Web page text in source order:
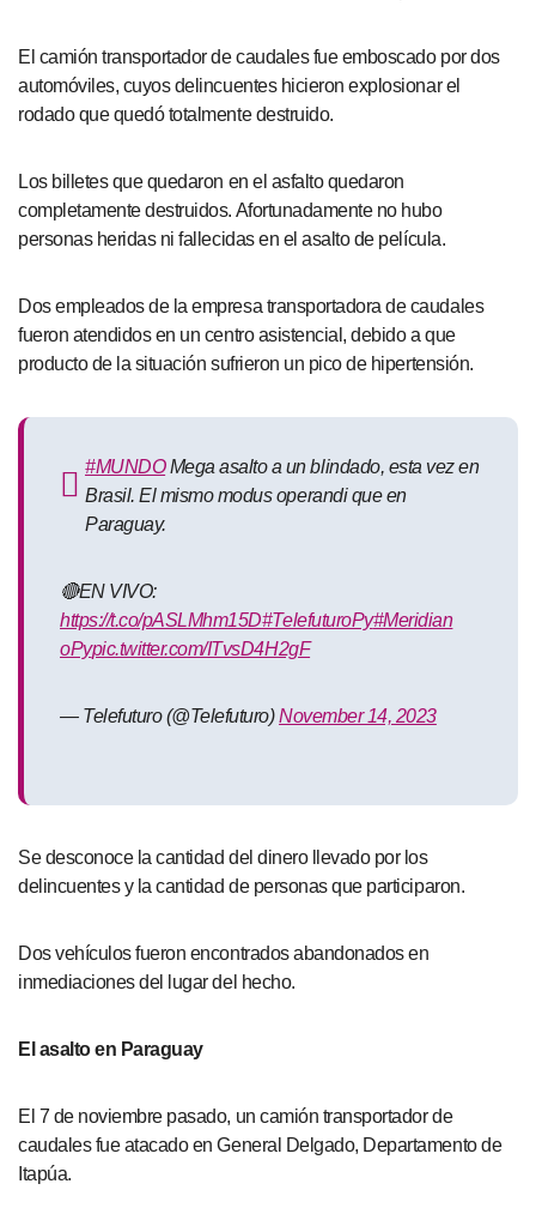
El camión transportador de caudales fue emboscado por dos
automóviles, cuyos delincuentes hicieron explosionar el
rodado que quedó totalmente destruido.
Los billetes que quedaron en el asfalto quedaron
completamente destruidos. Afortunadamente no hubo
personas heridas ni fallecidas en el asalto de película.
Dos empleados de la empresa transportadora de caudales
fueron atendidos en un centro asistencial, debido a que
producto de la situación sufrieron un pico de hipertensión.
#MUNDOMega asalto a un blindado, esta vez en
Brasil. El mismo modus operandi que en
Paraguay.
🔴EN VIVO:
https://t.co/pASLMhm15D#TelefuturoPy#Meridian
oPypic.twitter.com/ITvsD4H2gF
— Telefuturo (@Telefuturo)November 14, 2023
Se desconoce la cantidad del dinero llevado por los
delincuentes y la cantidad de personas que participaron.
Dos vehículos fueron encontrados abandonados en
inmediaciones del lugar del hecho.
El asalto en Paraguay
El 7 de noviembre pasado, un camión transportador de
caudales fue atacado en General Delgado, Departamento de
Itapúa.